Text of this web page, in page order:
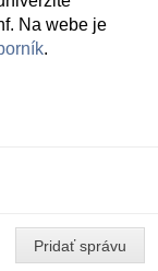
Na webe je
.
Pridať správu